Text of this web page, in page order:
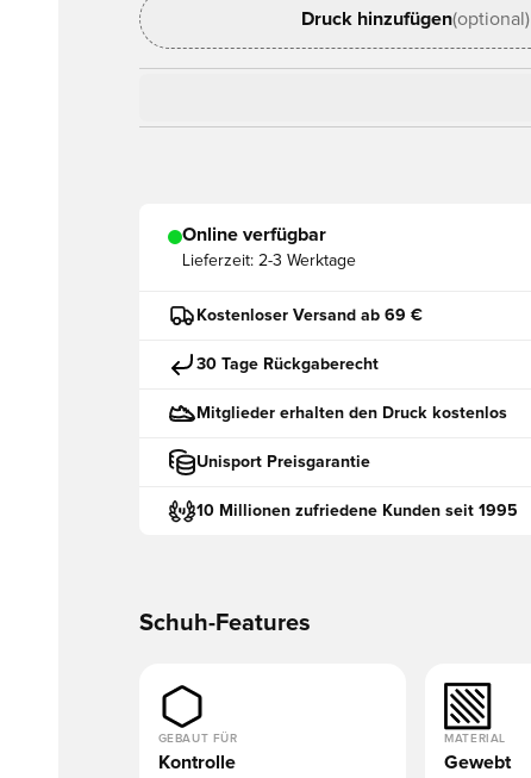
Druck hinzufügen(optional)
Online verfügbar
Lieferzeit: 2-3 Werktage
Kostenloser Versand ab 69 €
30 Tage Rückgaberecht
Mitglieder erhalten den Druck kostenlos
Unisport Preisgarantie
10 Millionen zufriedene Kunden seit 1995
Schuh-Features
GEBAUT FÜR
Kontrolle
MATERIAL
Gewebt